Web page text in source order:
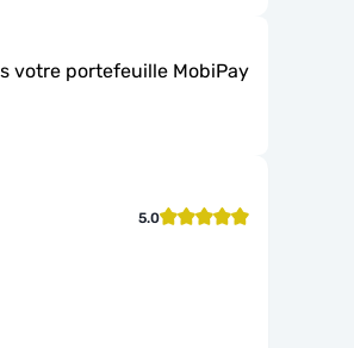
votre portefeuille MobiPay
5.0